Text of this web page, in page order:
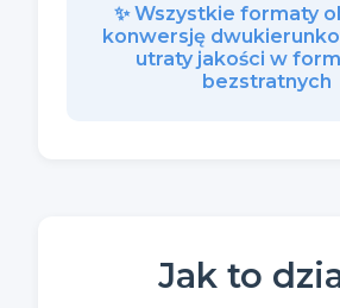
✨ Wszystkie formaty
konwersję
utraty jakości w
bezstratnych
Jak to